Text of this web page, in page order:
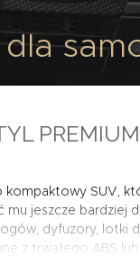
dla
kompaktowy SUV,
mu jeszcze
dyfuzory, lotki
z trwałego ABS